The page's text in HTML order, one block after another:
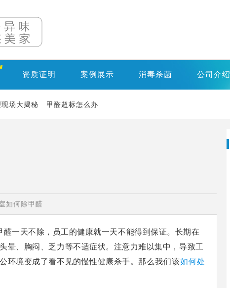
资质证明 案例展示 消毒杀菌 公司介绍
场大揭秘 甲醛超标怎么办
如何除甲醛
一天不除，员工的健康就一天不能得到保证。 长期在
晕、胸闷、乏力等不适症状。注意力难以集中，导致工
环境变成了看不见的慢性健康杀手。那么我们该如何处